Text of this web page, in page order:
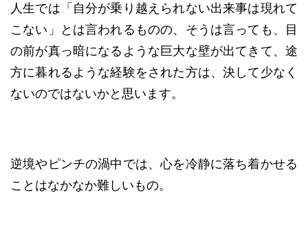
人生では「自分が乗り越えられない出来事は現れて
こない」とは言われるものの、そうは言っても、目
の前が真っ暗になるような巨大な壁が出てきて、途
方に暮れるような経験をされた方は、決して少なく
ないのではないかと思います。
逆境やピンチの渦中では、心を冷静に落ち着かせる
ことはなかなか難しいもの。